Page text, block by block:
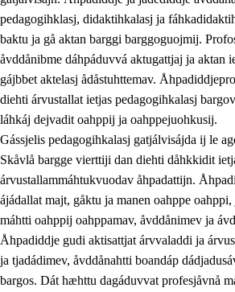
pedagogihklasj, didaktihkalasj ja
baktu ja gå aktan barggi barggoguojmij.
åvddånibme dáhpáduvvá aktugattjaj ja aktan
gájbbet aktelasj ådåstuhttemav.
diehti árvustallat ietjas pedagogihkalasj
láhkáj dejvadit oahppij ja oahppejuohkusij.
Gássjelis pedagogihkalasj gatjálvisájda ij le
Skåvlå bargge vierttiji dan diehti dåhkkidit
árvustallammáhtukvuodav åhpadattijn.
ájádallat majt, gåktu ja manen oahppe
máhtti oahppij oahppamav, åvddånimev ja
Åhpadiddje gudi aktisattjat árvvaladdi ja
ja tjadádimev, åvddånahtti boandáp
bargos. Dát hæhttu dagáduvvat profesjåvnå